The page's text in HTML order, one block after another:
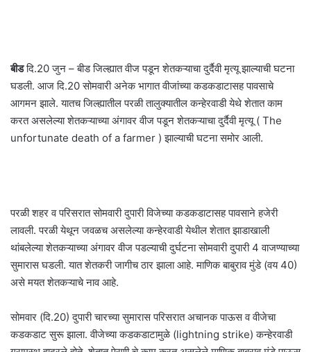
बीडदि.20 जुन – बीड जिल्ह्यात वीज पडून शेतकऱ्याचा दुर्दैवी मृत्यू झाल्याची घटना
घडली. आज दि.20 सोमवारी अनेक भागात वीजांच्या कडकडाटासह पावसाचे
आगमन झाले. यातच जिल्ह्यातील परळी तालुक्यातील कन्हेरवाडी येथे शेतात काम
करत असलेल्या शेतकऱ्याच्या अंगावर वीज पडून शेतकऱ्याचा दुर्दैवी मृत्यू ( The
unfortunate death of a farmer ) झाल्याची घटना समोर आली.
परळी शहर व परिसरात सोमवारी दुपारी विजेच्या कडकडाटासह पावसाने हजेरी
लावली. परळी येथून जवळच असलेल्या कन्हेरवाडी येथील शेतात झाडाखाली
थांबलेल्या शेतकऱ्याच्या अंगावर वीज पडल्याची दुर्घटना सोमवारी दुपारी 4 वाजण्याच्या
सुमारास घडली. यात शेतकरी जागीच ठार झाला आहे. माणिक बाबुराव मुंडे (वय 40)
असे मयत शेतकऱ्याचे नाव आहे.
सोमवार (दि.20) दुपारी चारच्या सुमारास परिसरात अचानक पाऊस व वीजेचा
कडकडाट सुरू झाला. वीजेच्या कडकडाटामुळे (lightning strike) कन्हेरवाडी